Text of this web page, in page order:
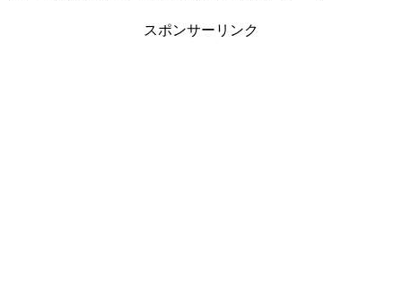
スポンサーリンク